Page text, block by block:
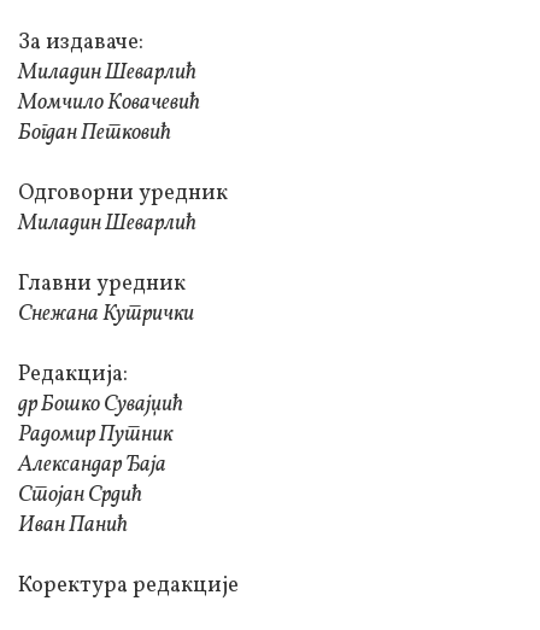
За издаваче:
Миладин Шеварлић
Момчило Ковачевић
Богдан Петковић
Одговорни уредник
Миладин Шеварлић
Главни уредник
Снежана Кутрички
Редакција:
др Бошко Сувајџић
Радомир Путник
Александар Ђаја
Стојан Срдић
Иван Панић
Коректура редакције